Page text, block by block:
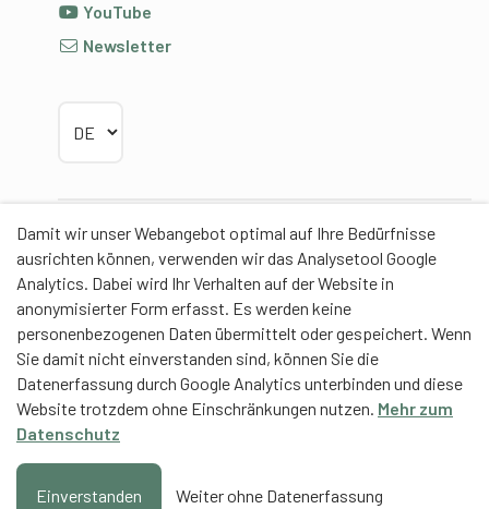
Damit wir unser Webangebot optimal auf Ihre Bedürfnisse
ausrichten können, verwenden wir das Analysetool Google
Analytics. Dabei wird Ihr Verhalten auf der Website in
anonymisierter Form erfasst. Es werden keine
personenbezogenen Daten übermittelt oder gespeichert. Wenn
Sie damit nicht einverstanden sind, können Sie die
Datenerfassung durch Google Analytics unterbinden und diese
Website trotzdem ohne Einschränkungen nutzen. Mehr zum
Datenschutz
Einverstanden Weiter ohne Datenerfassung
YouTube
Newsletter
Partner
Contentpartner
Eidgenössische Hochschule für Sport Magglingen
EHSM